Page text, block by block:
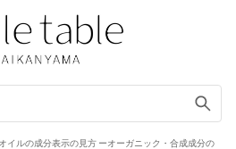
イルの成分表示の見方 ーオーガニック・合成成分の